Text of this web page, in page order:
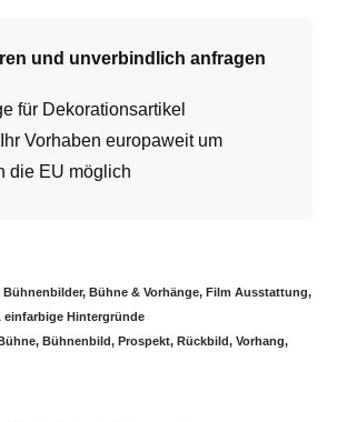
und unverbindlich anfragen
für Dekorationsartikel
Vorhaben europaweit um
die EU möglich
Bühnenbilder, Bühne & Vorhänge, Film Ausstattung,
einfarbige Hintergründe
, Bühnenbild, Prospekt, Rückbild, Vorhang,